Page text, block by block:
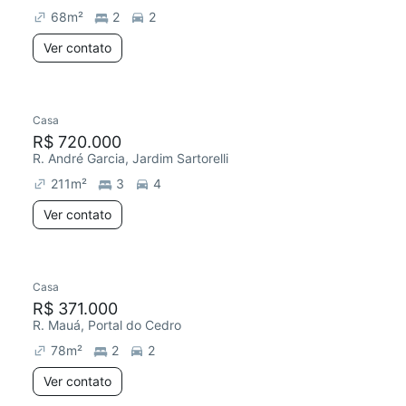
68m² 2
2
Ver contato
Casa
R$ 720.000
R. André Garcia, Jardim Sartorelli
211m² 3
4
Ver contato
Casa
R$ 371.000
R. Mauá, Portal do Cedro
78m² 2
2
Ver contato